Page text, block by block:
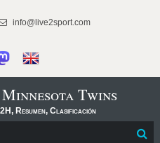
info@live2sport.com
Twins
Resumen, Clasificación